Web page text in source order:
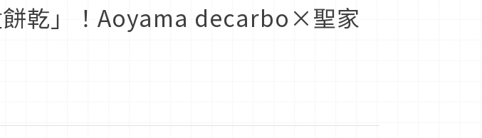
餅乾」！Aoyama decarbo×聖家